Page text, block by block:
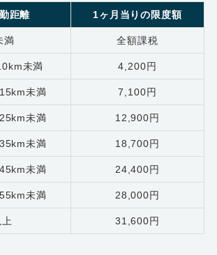
距離 1ヶ月当りの限度額
満 全額課税
未満 4,200円
未満 7,100円
未満 12,900円
未満 18,700円
未満 24,400円
未満 28,000円
上 31,600円